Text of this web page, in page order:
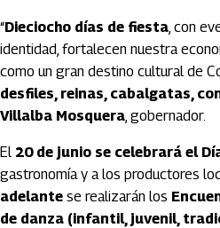
“Dieciocho días de fiesta, con
identidad, fortalecen nuestra
como un gran destino cultural de
desfiles, reinas, cabalgatas,
Villalba Mosquera, gobernador.
El 20 de junio se celebrará el
gastronomía y a los productores
adelante se realizarán los
de danza (infantil, juvenil,